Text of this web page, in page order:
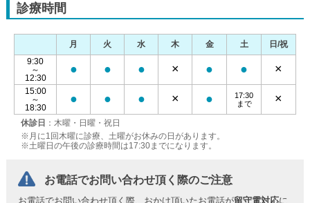
診療時間
休診日 ：木曜・日曜・祝日
※月に1回木曜に診療、土曜がお休みの日があります。
※土曜日の午後の診療時間は17:30までになります。
月 火 水 木 金 土
日/祝
9:30
～
12:30
● ● ● × ● ● ×
15:00
～
18:30
● ● ● × ●
17:30
まで
×
お電話でお問い合わせ頂く際のご注意
お電話でお問い合わせ頂く際、おかけ頂いたお電話が留守電対応に